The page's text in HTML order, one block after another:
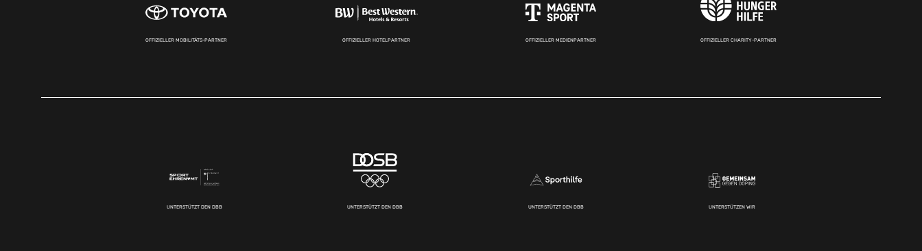
OFFIZIELLER MOBILITÄTS-PARTNER OFFIZIELLER HOTELPARTNER OFFIZIELLER MEDIENPARTNER OFFIZIELLER CHARITY-PARTNER
UNTERSTÜTZT DEN DBB UNTERSTÜTZT DEN DBB UNTERSTÜTZT DEN DBB UNTERSTÜTZEN WIR